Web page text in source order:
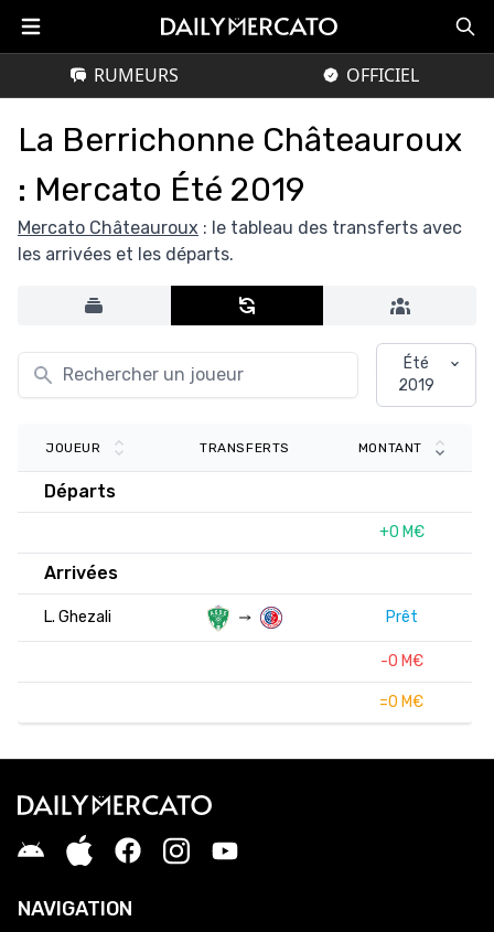
RUMEURS OFFICIEL
La Berrichonne Châteauroux
: Mercato Été 2019
Mercato Châteauroux : le tableau des transferts avec
les arrivées et les départs.
Été
2019
JOUEUR TRANSFERTS MONTANT
Départs
+0 M€
Arrivées
L. Ghezali Prêt
-0 M€
=0 M€
NAVIGATION